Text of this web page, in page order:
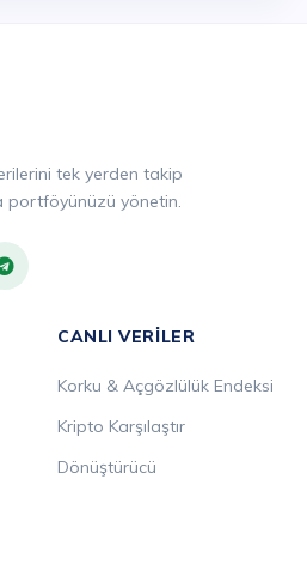
portföyünüzü yönetin.
CANLI VERILER
Korku & Açgözlülük Endeksi
Kripto Karşılaştır
Dönüştürücü